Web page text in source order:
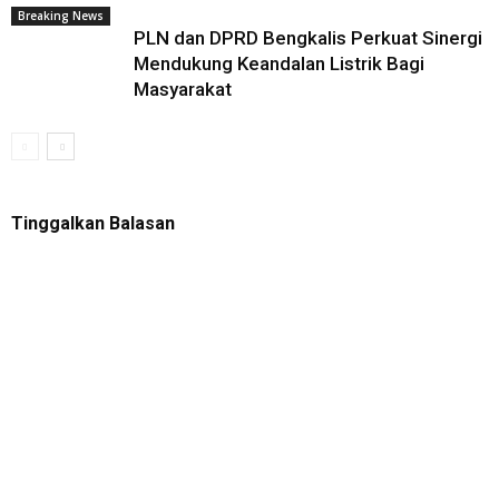
Breaking News
PLN dan DPRD Bengkalis Perkuat Sinergi
Mendukung Keandalan Listrik Bagi
Masyarakat
Tinggalkan Balasan